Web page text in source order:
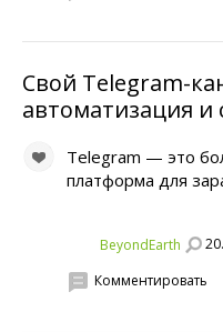
Свой Telegram-
автоматизация и
Telegram — это
платформа для
BeyondEarth
Комментировать